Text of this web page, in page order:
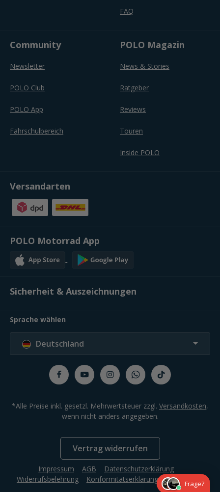
FAQ
Community
Newsletter
POLO Club
POLO App
Fahrschulbereich
POLO Magazin
News & Stories
Ratgeber
Reviews
Touren
Inside POLO
Versandarten
POLO Motorrad App
Sicherheit & Auszeichnungen
Sprache wählen
Deutschland
*Alle Preise inkl. gesetzl. Mehrwertsteuer zzgl. Versandkosten,
wenn nicht anders angegeben.
Vertrag widerrufen
Impressum AGB
Datenschutzerklärung
Widerrufsbelehrung
Konformitätserklärung Compliance
Frage?